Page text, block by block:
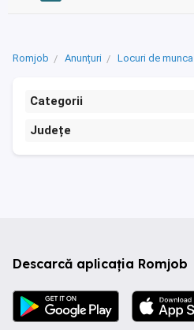
Romjob Anunțuri Locuri de munca
Categorii
Județe
Descarcă aplicația Romjob